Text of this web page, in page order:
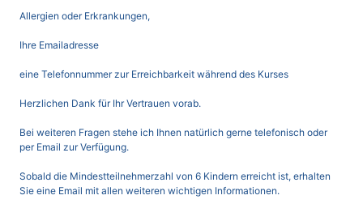
Allergien oder Erkrankungen,
Ihre Emailadresse
eine Telefonnummer zur Erreichbarkeit während des Kurses
Herzlichen Dank für Ihr Vertrauen vorab.
Bei weiteren Fragen stehe ich Ihnen natürlich gerne telefonisch oder
per Email zur Verfügung.
Sobald die Mindestteilnehmerzahl von 6 Kindern erreicht ist, erhalten
Sie eine Email mit allen weiteren wichtigen Informationen.